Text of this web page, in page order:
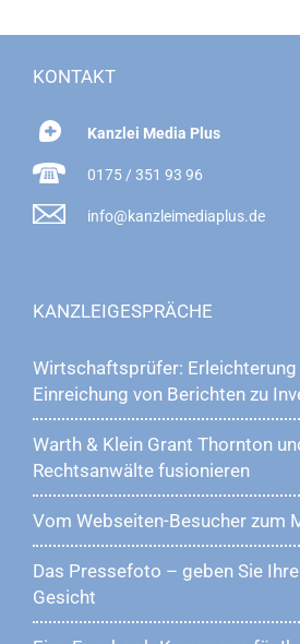
KONTAKT
Kanzlei Media Plus
0175 / 351 93 96
info@kanzleimediaplus.de
KANZLEIGESPRÄCHE
Wirtschaftsprüfer:
Einreichung von Berichten zu
Warth & Klein Grant Thornton
Rechtsanwälte fusionieren
Vom Webseiten-Besucher zum
Das Pressefoto – geben Sie
Gesicht